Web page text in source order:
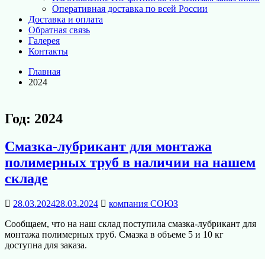
Оперативная доставка по всей России
Доставка и оплата
Обратная связь
Галерея
Контакты
Главная
2024
Год: 2024
Смазка-лубрикант для монтажа
полимерных труб в наличии на нашем
складе
28.03.202428.03.2024
компания СОЮЗ
Сообщаем, что на наш склад поступила смазка-лубрикант для
монтажа полимерных труб. Смазка в объеме 5 и 10 кг
доступна для заказа.